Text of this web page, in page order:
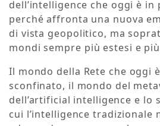
dell’intelligence che oggi è
perché affronta una nuova
di vista geopolitico, ma
mondi sempre più estesi e
Il mondo della Rete che oggi
sconfinato, il mondo del
dell’artificial intelligence e lo
cui l’intelligence tradizionale